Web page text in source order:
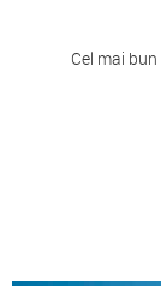
Cel mai